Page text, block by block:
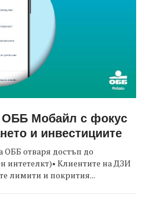
ОББ Мобайл с фокус
и инвестициите
ОББ отваря достъп до
интетелкт)• Клиентите на ДЗИ
лимити и покрития...